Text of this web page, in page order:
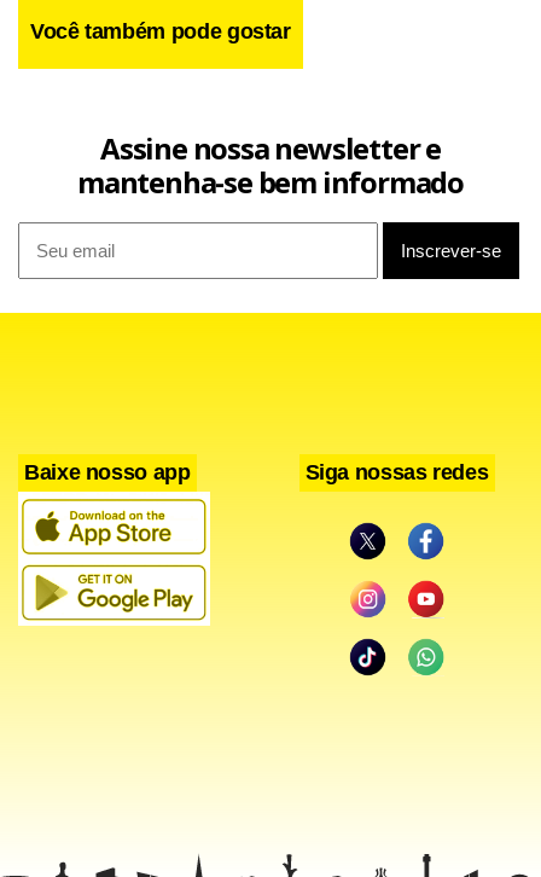
Você também pode gostar
Assine nossa newsletter e
mantenha-se bem informado
Baixe nosso app Siga nossas redes